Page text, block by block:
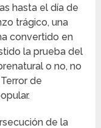
hasta el día de
trágico, una
convertido en
la prueba del
o no, no
de
de la